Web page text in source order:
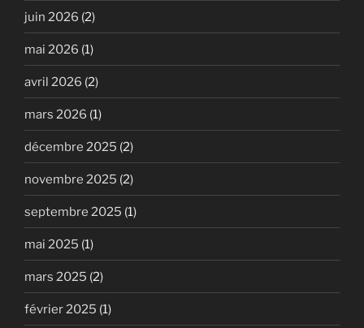
juin 2026 (2)
mai 2026 (1)
avril 2026 (2)
mars 2026 (1)
décembre 2025 (2)
novembre 2025 (2)
septembre 2025 (1)
mai 2025 (1)
mars 2025 (2)
février 2025 (1)